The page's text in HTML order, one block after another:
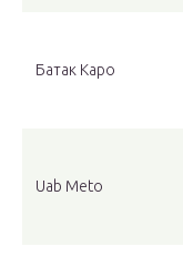
Батак Каро
Uab Meto